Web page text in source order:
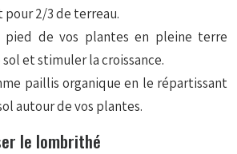
2/3 de terreau.
pied de vos plantes en pleine terre
et stimuler la croissance.
paillis organique en le répartissant
autour de vos plantes.
le lombrithé